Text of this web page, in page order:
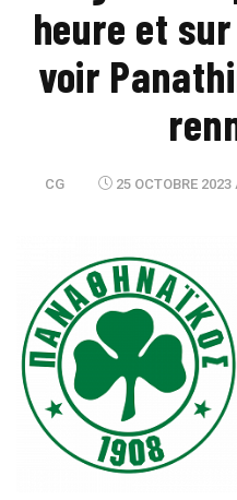
heure et
voir
CG 25 OCTOBRE 2023